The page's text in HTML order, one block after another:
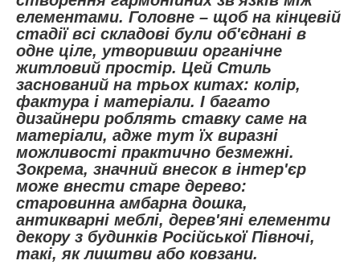
елементами. Головне – щоб на кінцевій
стадії всі складові були об'єднані в
одне ціле, утворивши органічне
житловий простір. Цей Стиль
заснований на трьох китах: колір,
фактура і матеріали. І багато
дизайнери роблять ставку саме на
матеріали, адже тут їх виразні
можливості практично безмежні.
Зокрема, значний внесок в інтер'єр
може внести старе дерево:
старовинна амбарна дошка,
антикварні меблі, дерев'яні елементи
декору з будинків Російської Півночі,
такі, як лиштви або ковзани.